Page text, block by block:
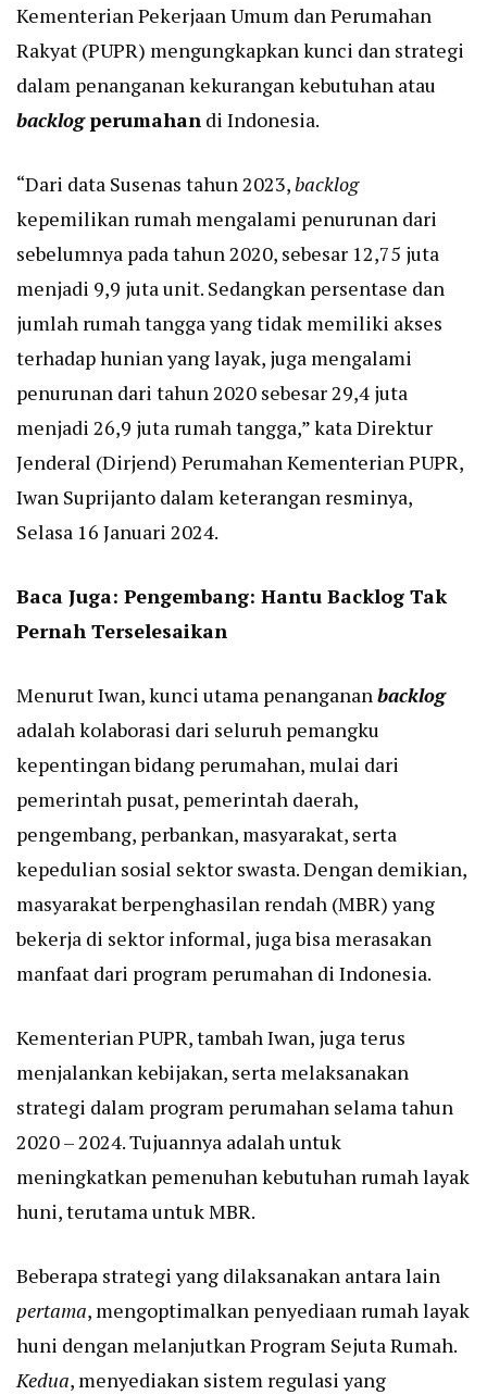
Kementerian Pekerjaan Umum dan Perumahan
Rakyat (PUPR) mengungkapkan kunci dan strategi
dalam penanganan kekurangan kebutuhan atau
backlogperumahan di Indonesia.
“Dari data Susenas tahun 2023,backlog
kepemilikan rumah mengalami penurunan dari
sebelumnya pada tahun 2020, sebesar 12,75 juta
menjadi 9,9 juta unit. Sedangkan persentase dan
jumlah rumah tangga yang tidak memiliki akses
terhadap hunian yang layak, juga mengalami
penurunan dari tahun 2020 sebesar 29,4 juta
menjadi 26,9 juta rumah tangga,” kata Direktur
Jenderal (Dirjend) Perumahan Kementerian PUPR,
Iwan Suprijanto dalam keterangan resminya,
Selasa 16 Januari 2024.
Baca Juga: Pengembang: Hantu Backlog Tak
Pernah Terselesaikan
Menurut Iwan, kunci utama penanganan backlog
adalah kolaborasi dari seluruh pemangku
kepentingan bidang perumahan, mulai dari
pemerintah pusat, pemerintah daerah,
pengembang, perbankan, masyarakat, serta
kepedulian sosial sektor swasta. Dengan demikian,
masyarakat berpenghasilan rendah (MBR) yang
bekerja di sektor informal, juga bisa merasakan
manfaat dari program perumahan di Indonesia.
Kementerian PUPR, tambah Iwan, juga terus
menjalankan kebijakan, serta melaksanakan
strategi dalam program perumahan selama tahun
2020 – 2024. Tujuannya adalah untuk
meningkatkan pemenuhan kebutuhan rumah layak
huni, terutama untuk MBR.
Beberapa strategi yang dilaksanakan antara lain
pertama, mengoptimalkan penyediaan rumah layak
huni dengan melanjutkan Program Sejuta Rumah.
Kedua, menyediakan sistem regulasi yang